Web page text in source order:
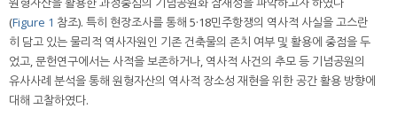
(Figure 1 참조). 특히 현장조사를 통해 5·18민주항쟁의 역사적 사실을 고스란
히 담고 있는 물리적 역사자원인 기존 건축물의 존치 여부 및 활용에 중점을 두
었고, 문헌연구에서는 사적을 보존하거나, 역사적 사건의 추모 등 기념공원의
유사사례 분석을 통해 원형자산의 역사적 장소성 재현을 위한 공간 활용 방향에
대해 고찰하였다.